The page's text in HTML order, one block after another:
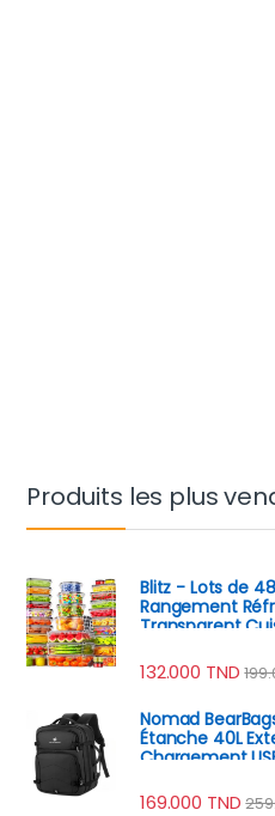
Produits les plus
Blitz - Lots de
Rangement
Transparent
132.000 TND
Nomad
Étanche 40L
Chargement
169.000 TND